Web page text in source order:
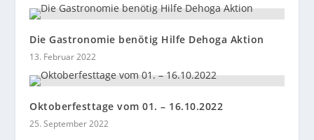
Die Gastronomie benötig Hilfe Dehoga Aktion
13. Februar 2022
Oktoberfesttage vom 01. – 16.10.2022
25. September 2022